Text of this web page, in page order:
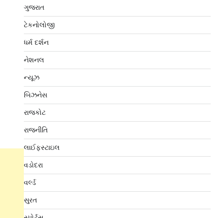
ગુજરાત
ટેકનોલોજી
ધર્મ દર્શન
નેશનલ
ન્યૂઝ
બિઝનેસ
રાજકોટ
રાજનીતિ
લાઈફસ્ટાઇલ
વડોદરા
વર્લ્ડ
સુરત